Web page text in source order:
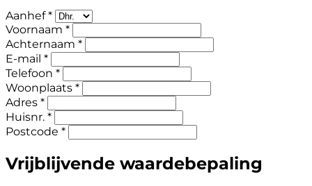
Aanhef *
Voornaam *
Achternaam *
E-mail *
Telefoon *
Woonplaats *
Adres *
Huisnr. *
Postcode *
Vrijblijvende waardebepaling